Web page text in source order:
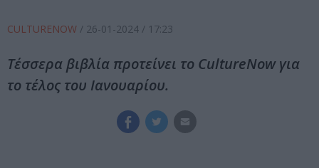
CULTURENOW / 26-01-2024 / 17:23
Τέσσερα βιβλία προτείνει το CultureNow για
το τέλος του Ιανουαρίου.